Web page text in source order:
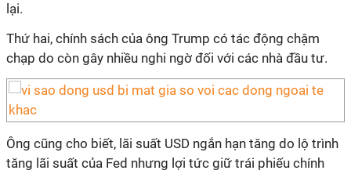
lại.
Thứ hai, chính sách của ông Trump có tác động chậm
chạp do còn gây nhiều nghi ngờ đối với các nhà đầu tư.
Ông cũng cho biết, lãi suất USD ngắn hạn tăng do lộ trình
tăng lãi suất của Fed nhưng lợi tức giữ trái phiếu chính